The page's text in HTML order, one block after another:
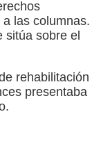
las columnas.
sitúa sobre el
rehabilitación
presentaba